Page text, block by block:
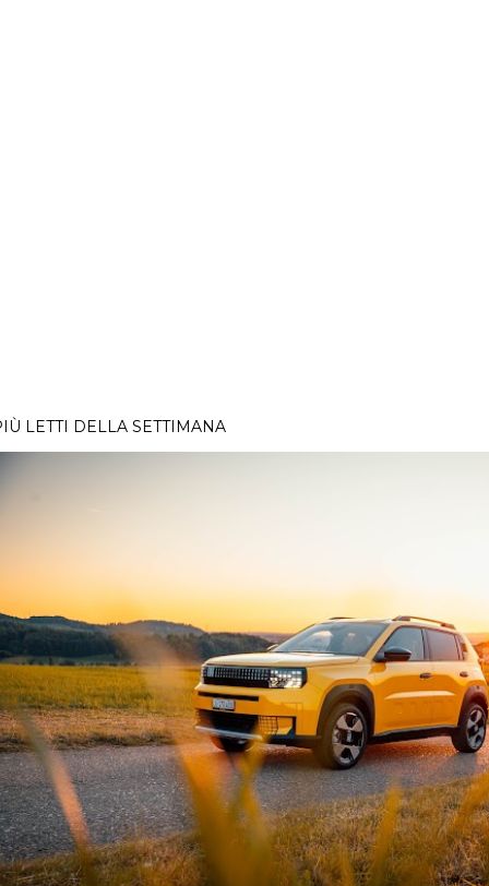
LETTI DELLA SETTIMANA